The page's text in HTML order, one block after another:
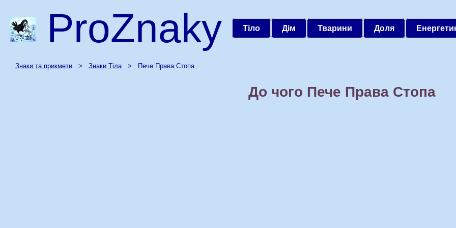
ProZnaky Тіло Дім Тварини Доля
Знаки та прикмети > Знаки Тіла> Пече Права Стопа
До чого Пече Права Стопа